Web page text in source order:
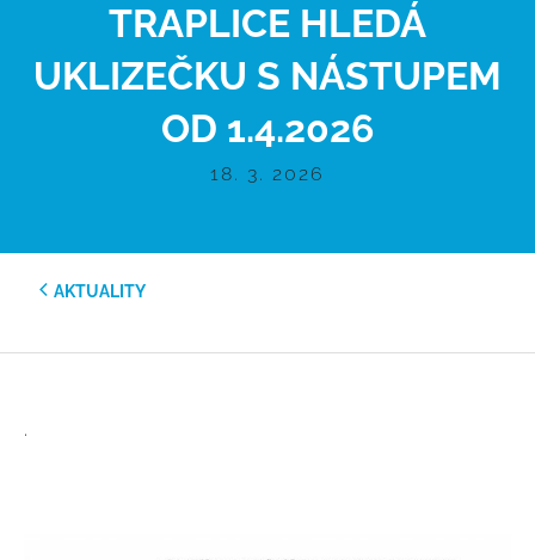
TRAPLICE HLEDÁ
UKLIZEČKU S NÁSTUPEM
OD 1.4.2026
18. 3. 2026
AKTUALITY
.